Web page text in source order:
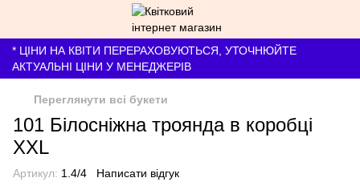
* ЦІНИ НА КВІТИ ПЕРЕРАХОВУЮТЬСЯ, УТОЧНЮЙТЕ
АКТУАЛЬНІ ЦІНИ У МЕНЕДЖЕРІВ
Переглянути всі букети
101 Білосніжна троянда в коробці
XXL
Артикул: 1.4/4 Написати відгук